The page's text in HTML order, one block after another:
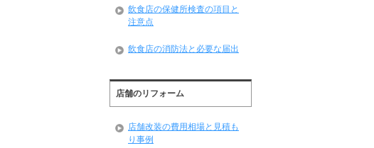
飲食店の保健所検査の項目と
注意点
飲食店の消防法と必要な届出
店舗のリフォーム
店舗改装の費用相場と見積も
り事例